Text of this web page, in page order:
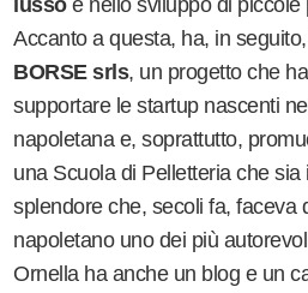
Accanto a questa, ha, in
BORSE srls, un progetto che
supportare le startup nascenti
napoletana e, soprattutto,
una Scuola di Pelletteria che
splendore che, secoli fa, faceva
napoletano uno dei più
Ornella ha anche un blog e un